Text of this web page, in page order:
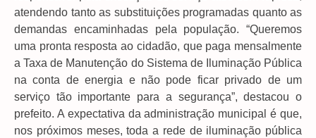
atendendo tanto as substituições programadas quanto as
demandas encaminhadas pela população. “Queremos
uma pronta resposta ao cidadão, que paga mensalmente
a Taxa de Manutenção do Sistema de Iluminação Pública
na conta de energia e não pode ficar privado de um
serviço tão importante para a segurança”, destacou o
prefeito. A expectativa da administração municipal é que,
nos próximos meses, toda a rede de iluminação pública